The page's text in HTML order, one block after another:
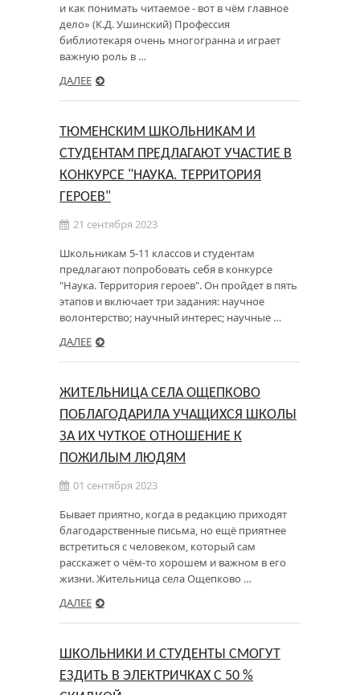
и как понимать читаемое - вот в чём главное
дело» (К.Д. Ушинский) Профессия
библиотекаря очень многогранна и играет
важную роль в …
ДАЛЕЕ
ТЮМЕНСКИМ ШКОЛЬНИКАМ И
СТУДЕНТАМ ПРЕДЛАГАЮТ УЧАСТИЕ В
КОНКУРСЕ "НАУКА. ТЕРРИТОРИЯ
ГЕРОЕВ"
21 сентября 2023
Школьникам 5-11 классов и студентам
предлагают попробовать себя в конкурсе
"Наука. Территория героев". Он пройдет в пять
этапов и включает три задания: научное
волонтерство; научный интерес; научные …
ДАЛЕЕ
ЖИТЕЛЬНИЦА СЕЛА ОЩЕПКОВО
ПОБЛАГОДАРИЛА УЧАЩИХСЯ ШКОЛЫ
ЗА ИХ ЧУТКОЕ ОТНОШЕНИЕ К
ПОЖИЛЫМ ЛЮДЯМ
01 сентября 2023
Бывает приятно, когда в редакцию приходят
благодарственные письма, но ещё приятнее
встретиться с человеком, который сам
расскажет о чём-то хорошем и важном в его
жизни. Жительница села Ощепково …
ДАЛЕЕ
ШКОЛЬНИКИ И СТУДЕНТЫ СМОГУТ
ЕЗДИТЬ В ЭЛЕКТРИЧКАХ С 50 %